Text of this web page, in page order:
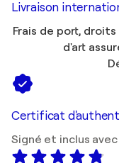
Livraison
Frais de port,
d'art
Certificat
Signé et inclus